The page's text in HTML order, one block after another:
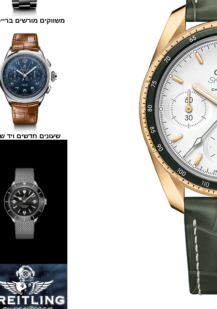
משווקים מורשים ברייטלינג
שעונים חדשים ויד שנייה